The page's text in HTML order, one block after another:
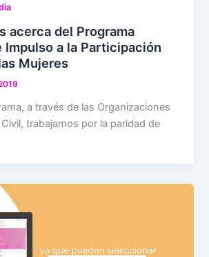
acerca del Programa
Impulso a la Participación
Mujeres
a través de las Organizaciones
trabajamos por la paridad de